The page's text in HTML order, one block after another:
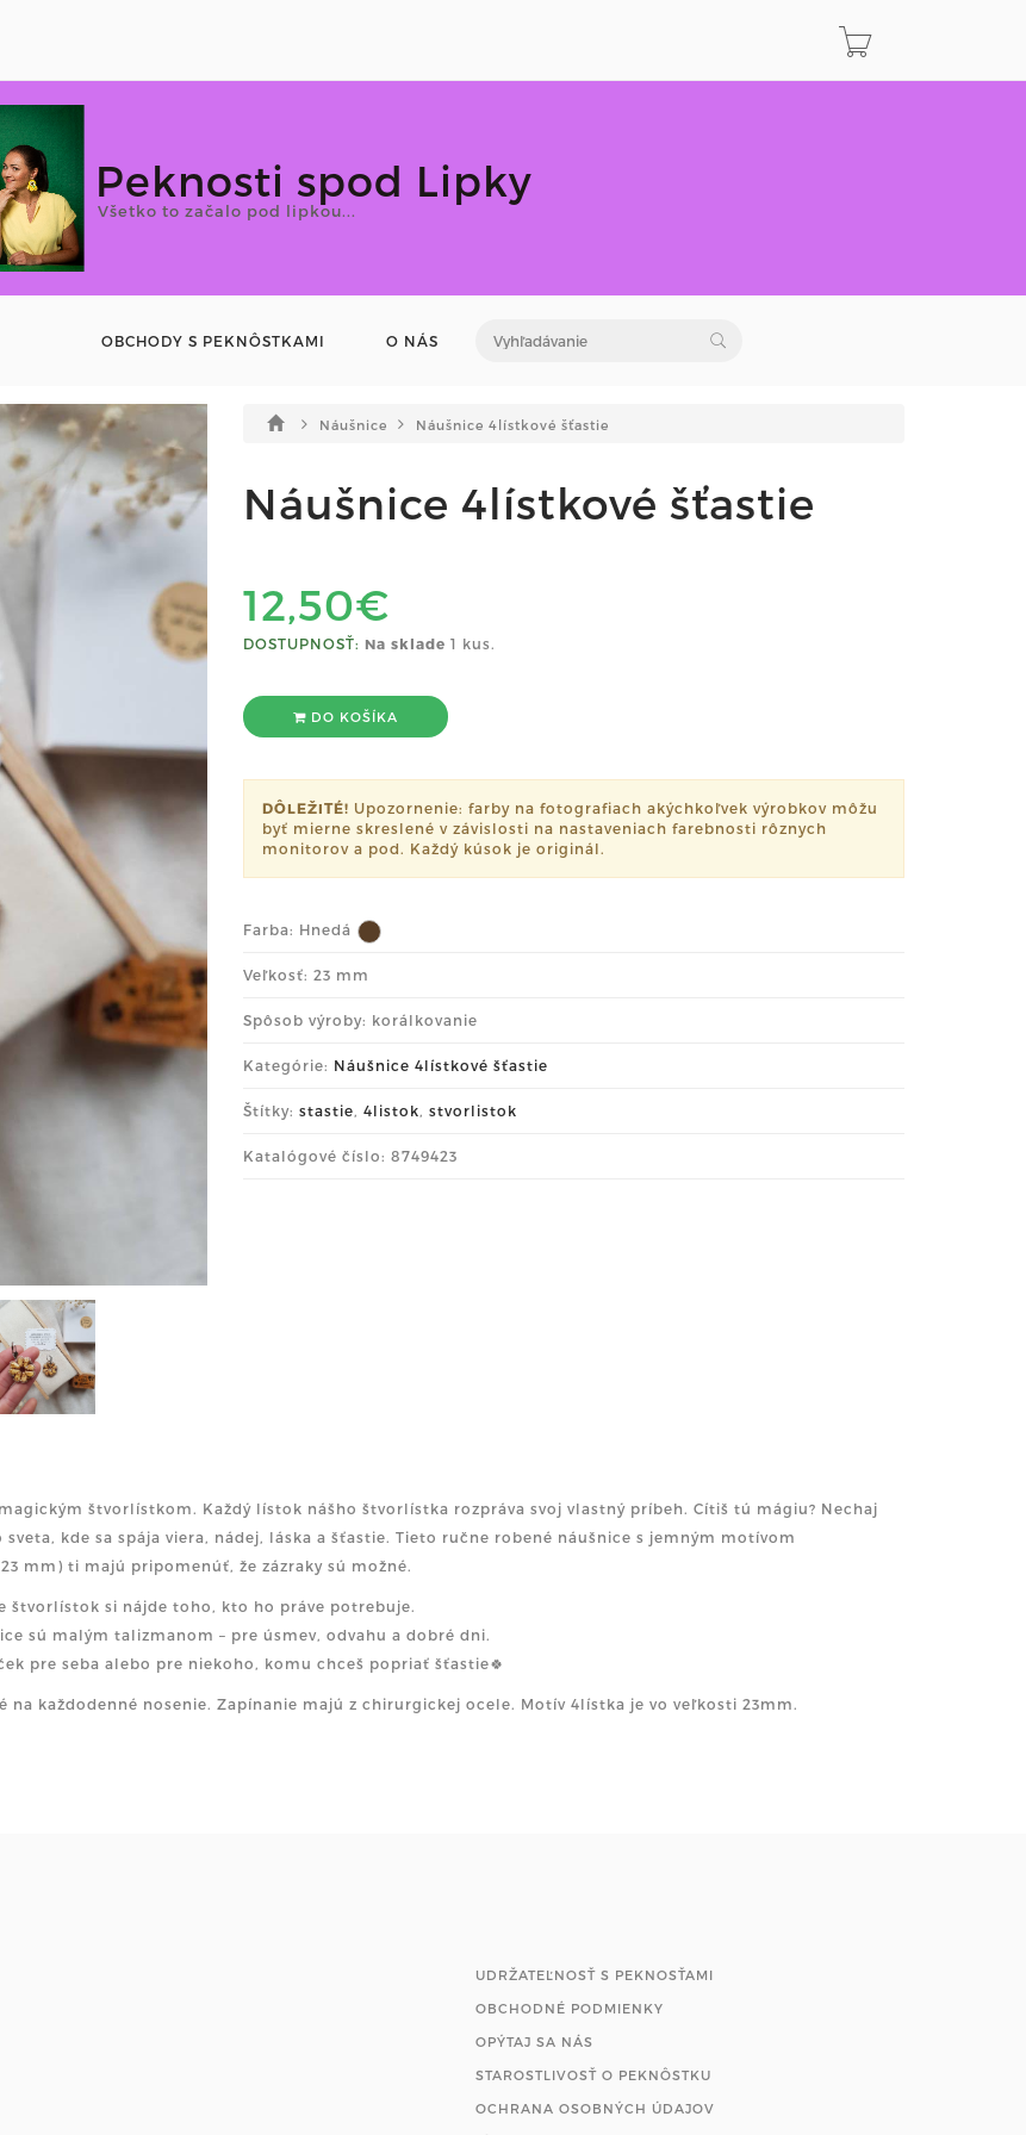
Peknosti spod Lipky
Všetko to začalo pod lipkou...
OBCHODY S PEKNÔSTKAMI O NÁS
Náušnice Náušnice 4lístkové šťastie
Náušnice 4lístkové šťastie
12,50€
DOSTUPNOSŤ: Na sklade 1 kus.
DO KOŠÍKA
DÔLEŽITÉ! Upozornenie: farby na fotografiach akýchkoľvek výrobkov môžu
byť mierne skreslené v závislosti na nastaveniach farebnosti rôznych
monitorov a pod. Každý kúsok je originál.
Farba: Hnedá
Veľkosť: 23 mm
Spôsob výroby: korálkovanie
Kategórie: Náušnice 4lístkové šťastie
Štítky: stastie, 4listok, stvorlistok
Katalógové číslo: 8749423
štvorlístkom. Každý lístok nášho štvorlístka rozpráva svoj vlastný príbeh. Cítiš tú mágiu? Nechaj
sveta, kde sa spája viera, nádej, láska a šťastie. Tieto ručne robené náušnice s jemným motívom
mm) ti majú pripomenúť, že zázraky sú možné.
štvorlístok si nájde toho, kto ho práve potrebuje.
sú malým talizmanom – pre úsmev, odvahu a dobré dni.
pre seba alebo pre niekoho, komu chceš popriať šťastie🍀
na každodenné nosenie. Zapínanie majú z chirurgickej ocele. Motív 4lístka je vo veľkosti 23mm.
UDRŽATEĽNOSŤ S PEKNOSŤAMI
OBCHODNÉ PODMIENKY
OPÝTAJ SA NÁS
STAROSTLIVOSŤ O PEKNÔSTKU
OCHRANA OSOBNÝCH ÚDAJOV